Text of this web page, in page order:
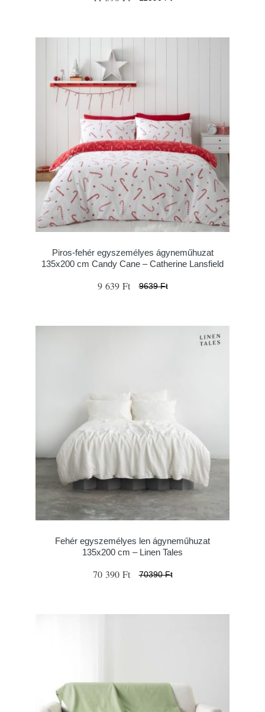
Piros-fehér egyszemélyes ágyneműhuzat
135x200 cm Candy Cane – Catherine Lansfield
9 639 Ft 9639 Ft
Fehér egyszemélyes len ágyneműhuzat
135x200 cm – Linen Tales
70 390 Ft 70390 Ft